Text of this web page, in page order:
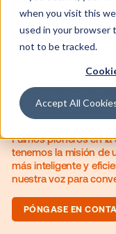
when you visit this
used in your browser
not to be tracked.
Accept All
servicio.
exterior (out-of-
del mercado
Fuimos pioneros
tenemos la